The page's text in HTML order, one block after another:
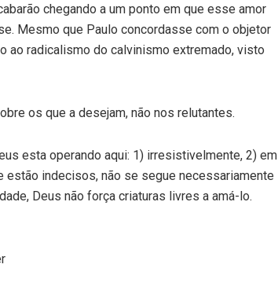
chegando a um ponto em que esse amor
Mesmo que Paulo concordasse com o objetor
ao radicalismo do calvinismo extremado, visto
os que a desejam, não nos relutantes.
esta operando aqui: 1) irresistivelmente, 2) em
indecisos, não se segue necessariamente
Deus não força criaturas livres a amá-lo.